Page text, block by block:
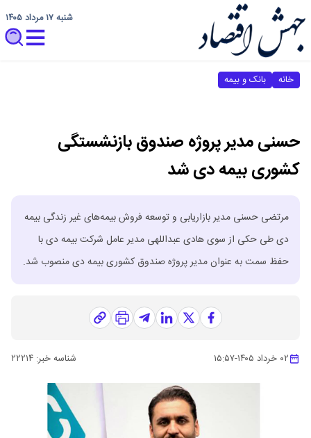
شنبه ۱۷ مرداد ۱۴۰۵
خانه بانک و بیمه
حسنی مدیر پروژه صندوق بازنشستگی
کشوری بیمه دی شد
مرتضی حسنی مدیر بازاریابی و توسعه فروش بیمه‌های غیر زندگی بیمه
دی طی حکی از سوی هادی عبداللهی مدیر عامل شرکت بیمه دی با
حفظ سمت به عنوان مدیر پروژه صندوق کشوری بیمه دی منصوب شد.
۰۲ خرداد ۱۴۰۵ -۱۵:۵۷ شناسه خبر: ۲۲۲۱۴